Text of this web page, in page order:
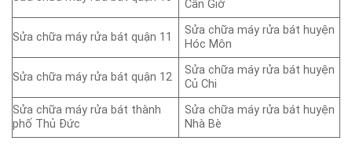
Cần Giờ
Sửa chữa máy rửa bát quận 11
Sửa chữa máy rửa bát huyện
Hóc Môn
Sửa chữa máy rửa bát quận 12
Sửa chữa máy rửa bát huyện
Củ Chi
Sửa chữa máy rửa bát thành
phố Thủ Đức
Sửa chữa máy rửa bát huyện
Nhà Bè